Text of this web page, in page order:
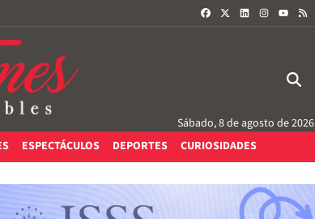
FACEBOOKLINKEDININSTAGRAM
Sábado, 8 de agosto de 2026
ESPECTÁCULOS DEPORTES CURIOSIDADES